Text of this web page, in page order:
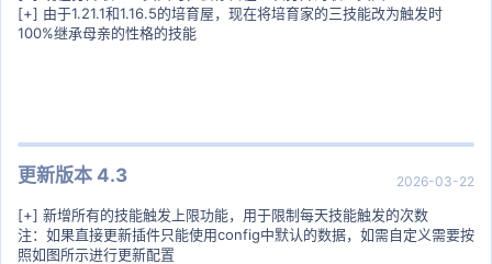
[+] 由于1.21.1和1.16.5的培育屋，现在将培育家的三技能改为触发时
100%继承母亲的性格的技能
更新版本 4.3 2026-03-22
[+] 新增所有的技能触发上限功能，用于限制每天技能触发的次数
注：如果直接更新插件只能使用config中默认的数据，如需自定义需要按
照如图所示进行更新配置